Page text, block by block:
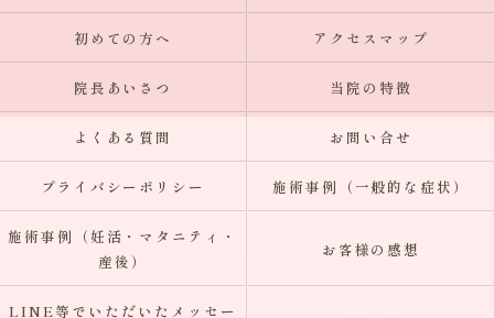
初めての方へ アクセスマップ
院長あいさつ 当院の特徴
よくある質問 お問い合せ
プライバシーポリシー 施術事例（一般的な症状）
施術事例（妊活・マタニティ・
産後）
お客様の感想
LINE等でいただいたメッセー